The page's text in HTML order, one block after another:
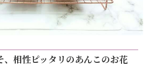
、相性ピッタリのあんこのお花